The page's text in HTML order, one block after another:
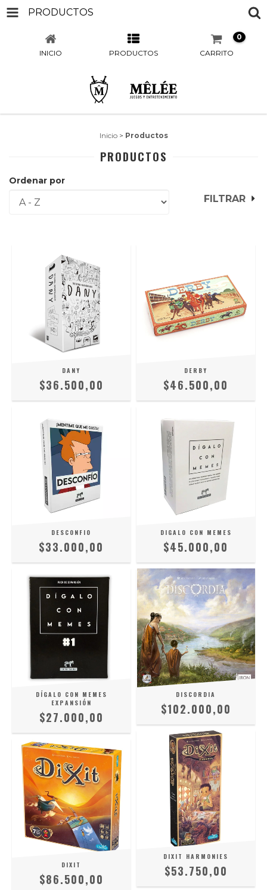
PRODUCTOS
INICIO PRODUCTOS CARRITO
0
Inicio > Productos
PRODUCTOS
Ordenar por
FILTRAR
DANY
$36.500,00
DERBY
$46.500,00
DESCONFIO
$33.000,00
DIGALO CON MEMES
$45.000,00
DÍGALO CON MEMES
EXPANSIÓN
$27.000,00
DISCORDIA
$102.000,00
DIXIT
$86.500,00
DIXIT HARMONIES
$53.750,00